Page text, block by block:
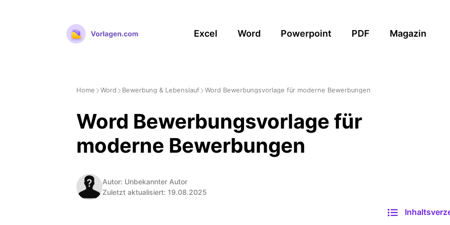
Excel Word Powerpoint PDF Magazin
Home Word Bewerbung & Lebenslauf Word Bewerbungsvorlage für moderne Bewerbungen
Word Bewerbungsvorlage für
moderne Bewerbungen
Autor: Unbekannter Autor
Zuletzt aktualisiert: 19.08.2025